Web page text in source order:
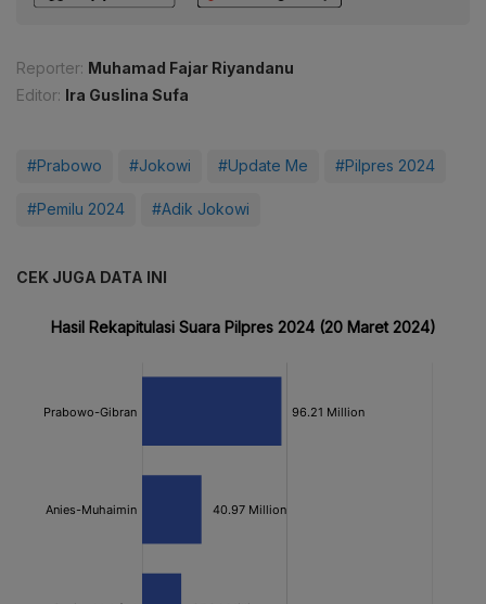
Reporter: Muhamad Fajar Riyandanu
Editor: Ira Guslina Sufa
#Prabowo #Jokowi #Update Me #Pilpres 2024
#Pemilu 2024 #Adik Jokowi
CEK JUGA DATA INI